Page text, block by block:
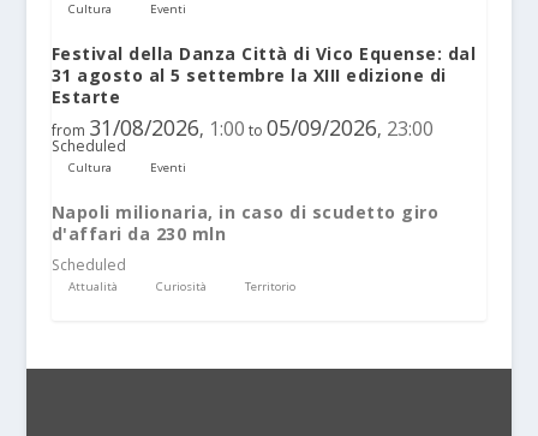
Cultura Eventi
Festival della Danza Città di Vico Equense: dal
31 agosto al 5 settembre la XIII edizione di
Estarte
from 31/08/2026, 1:00 to 05/09/2026, 23:00
Scheduled
Cultura Eventi
Napoli milionaria, in caso di scudetto giro
d'affari da 230 mln
Scheduled
Attualità Curiosità Territorio